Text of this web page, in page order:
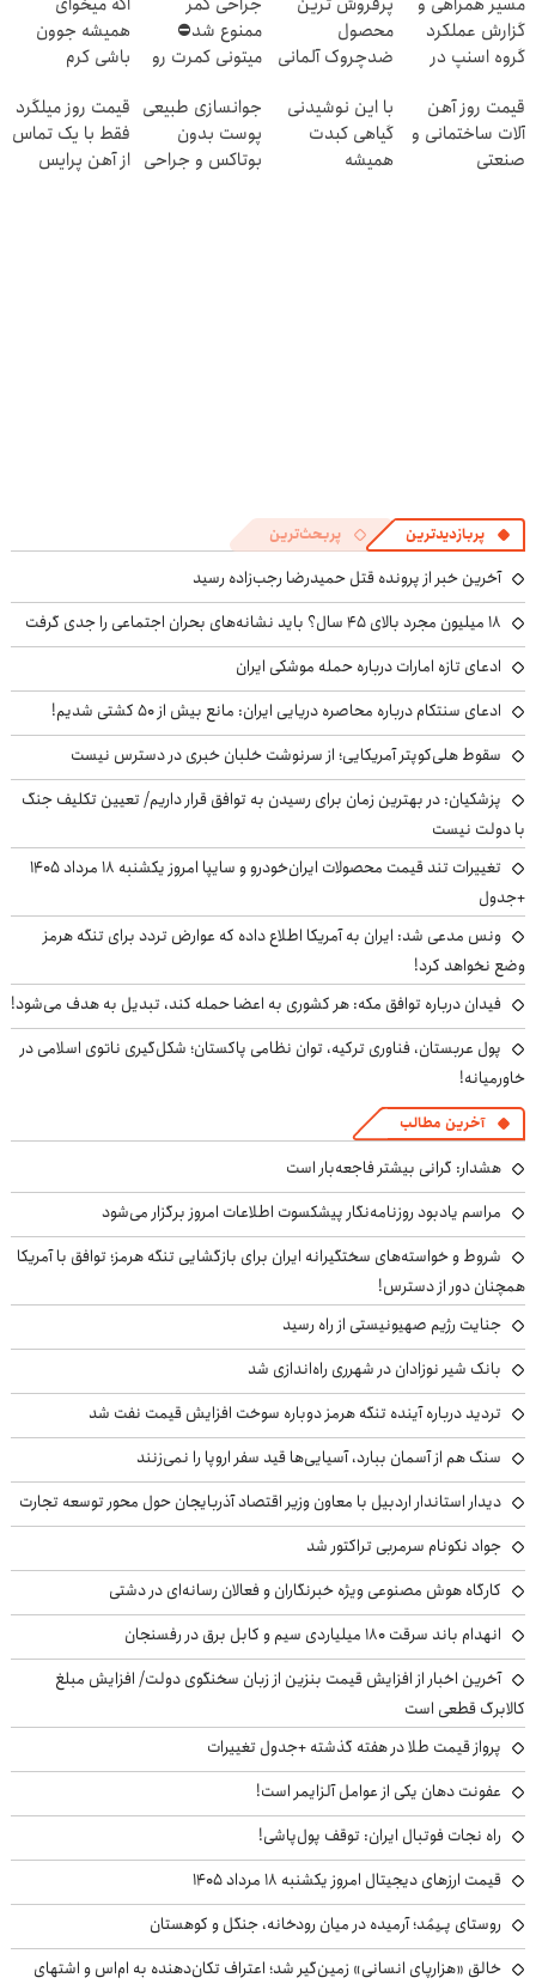
گزارش عملکرد
گروه اسنپ در
محصول
ضدچروک آلمانی
ممنوع شد⛔
میتونی کمرت رو
کنی! 👈🏻
پرسش‌نامه
همیشه جوون
باشی کرم
مخصوص توعه
قیمت روز آهن
آلات ساختمانی و
صنعتی
با این نوشیدنی
گیاهی کبدت
همیشه
جوانسازی طبیعی
پوست بدون
بوتاکس و جراحی
قیمت روز میلگرد
فقط با یک تماس
از آهن پرایس
پربازدیدترین پربحث‌ترین
آخرین خبر از پرونده قتل حمیدرضا رجب‌زاده رسید
۱۸ میلیون مجرد بالای ۴۵ سال؟ باید نشانه‌های بحران اجتماعی را جدی گرفت
ادعای تازه امارات درباره حمله موشکی ایران
ادعای سنتکام درباره محاصره دریایی ایران: مانع بیش از ۵۰ کشتی شدیم!
سقوط هلی‌کوپتر آمریکایی؛ از سرنوشت خلبان خبری در دسترس نیست
پزشکیان‌: در بهترین زمان برای رسیدن به توافق قرار داریم/ تعیین تکلیف جنگ
با دولت نیست
تغییرات تند قیمت محصولات ایران‌خودرو و سایپا امروز یکشنبه ۱۸ مرداد ۱۴۰۵
+جدول
ونس مدعی شد: ایران به آمریکا اطلاع داده که عوارض تردد برای تنگه هرمز
وضع نخواهد کرد!
فیدان درباره توافق مکه: هر کشوری به اعضا حمله کند، تبدیل به هدف می‌شود!
پول عربستان، فناوری ترکیه، توان نظامی پاکستان؛ شکل‌گیری ناتوی اسلامی در
خاورمیانه!
آخرین مطالب
هشدار: گرانی بیشتر فاجعه‌بار است
مراسم یادبود روزنامه‌نگار پیشکسوت اطلاعات امروز برگزار می‌شود
شروط و خواسته‌های سختگیرانه ایران برای بازگشایی تنگه هرمز؛ توافق با آمریکا
همچنان دور از دسترس!
جنایت رژیم صهیونیستی از راه رسید
بانک شیر نوزادان در شهرری راه‌اندازی شد
تردید درباره آینده تنگه هرمز دوباره سوخت افزایش قیمت نفت شد
سنگ هم از آسمان ببارد، آسیایی‌ها قید سفر اروپا را نمی‌زنند
دیدار استاندار اردبیل با معاون وزیر اقتصاد آذربایجان حول محور توسعه تجارت
جواد نکونام سرمربی تراکتور شد
کارگاه هوش مصنوعی ویژه خبرنگاران و فعالان رسانه‌ای در دشتی
انهدام باند سرقت ۱۸۰ میلیاردی سیم و کابل برق در رفسنجان
آخرین اخبار از افزایش قیمت بنزین از زبان سخنگوی دولت/ افزایش مبلغ
کالابرگ قطعی است
پرواز قیمت طلا در هفته گذشته +جدول تغییرات
عفونت دهان یکی از عوامل آلزایمر است!
راه نجات فوتبال ایران: توقف پول‌پاشی!
قیمت ارزهای دیجیتال امروز یکشنبه ۱۸ مرداد ۱۴۰۵
روستای پـِیمُد؛ آرمیده در میان رودخانه، جنگل و کوهستان
خالق «هزارپای انسانی» زمین‌گیر شد؛ اعتراف تکان‌دهنده به ام‌اس و اشتهای